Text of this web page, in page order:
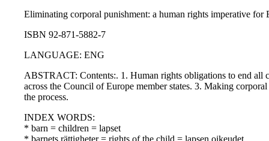
Eliminating corporal punishment: a human rights imperative
ISBN 92-871-5882-7
LANGUAGE: ENG
ABSTRACT: Contents:. 1. Human rights obligations to end all
across the Council of Europe member states. 3. Making
the process.
INDEX WORDS:
* barn = children = lapset